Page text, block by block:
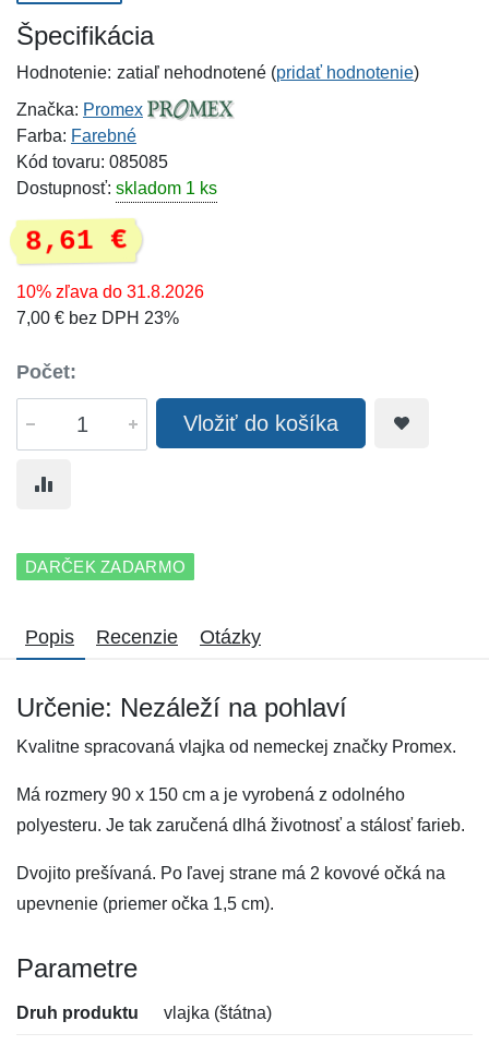
Špecifikácia
Hodnotenie: zatiaľ nehodnotené (pridať hodnotenie)
Značka: Promex
Farba: Farebné
Kód tovaru: 085085
Dostupnosť: skladom 1 ks
8,61 €
10% zľava do 31.8.2026
7,00 € bez DPH 23%
Počet:
Vložiť do košíka
DARČEK ZADARMO
Popis Recenzie Otázky
Určenie: Nezáleží na pohlaví
Kvalitne spracovaná vlajka od nemeckej značky Promex.
Má rozmery 90 x 150 cm a je vyrobená z odolného
polyesteru. Je tak zaručená dlhá životnosť a stálosť farieb.
Dvojito prešívaná. Po ľavej strane má 2 kovové očká na
upevnenie (priemer očka 1,5 cm).
Parametre
Druh produktu vlajka (štátna)